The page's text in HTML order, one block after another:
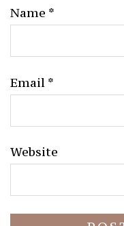
Name *
Email *
Website